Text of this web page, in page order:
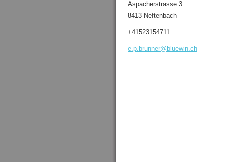
Aspacherstrasse 3
8413 Neftenbach
+41523154711
e.p.brunner@bluewin.ch